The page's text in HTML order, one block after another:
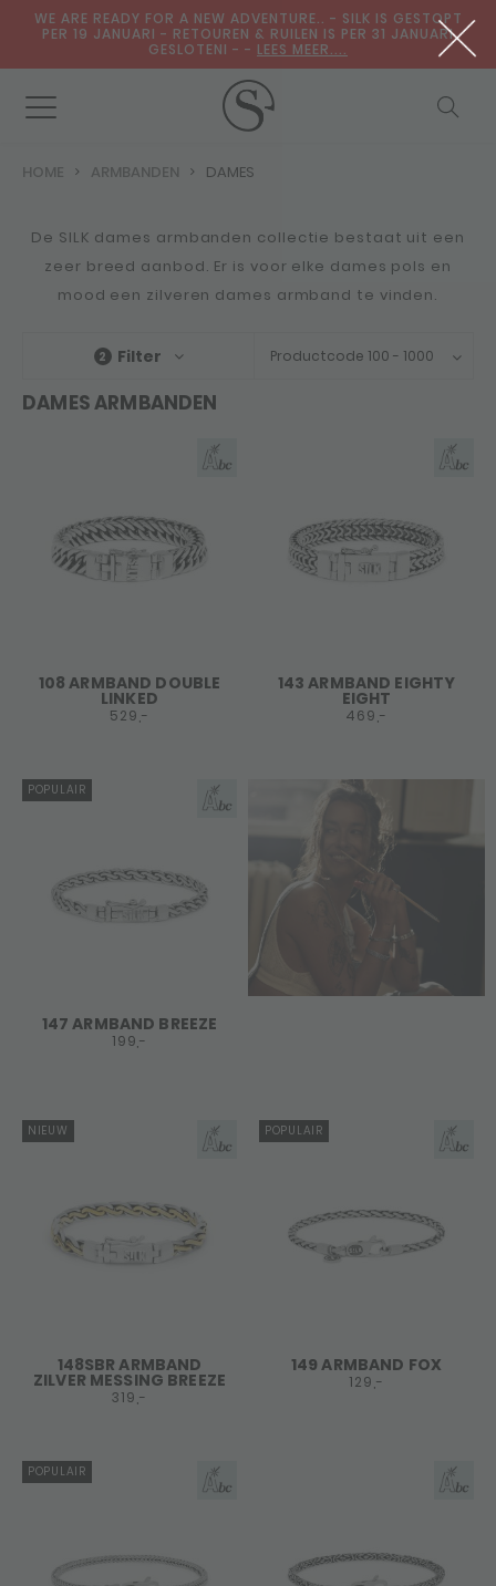
WE ARE READY FOR A NEW ADVENTURE.. - SILK IS GESTOPT
PER 19 JANUARI - RETOUREN & RUILEN IS PER 31 JANUARI
GESLOTENI - - LEES MEER....
HOME ARMBANDEN DAMES
De SILK dames armbanden collectie bestaat uit een
zeer breed aanbod. Er is voor elke dames pols en
mood een zilveren dames armband te vinden.
2 Filter Productcode 100 - 1000
DAMES ARMBANDEN
108 ARMBAND DOUBLE
LINKED
529,-
143 ARMBAND EIGHTY
EIGHT
469,-
POPULAIR
147 ARMBAND BREEZE
199,-
NIEUW
148SBR ARMBAND
ZILVER MESSING BREEZE
319,-
POPULAIR
149 ARMBAND FOX
129,-
POPULAIR